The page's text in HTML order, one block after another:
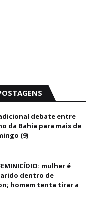
debate entre
da Bahia para mais de
(9)
mulher é
dentro de
homem tenta tirar a